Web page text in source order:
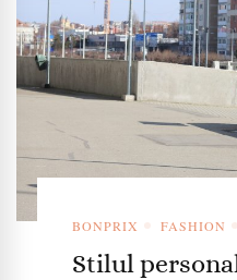
BONPRIX FASHION
Stilul